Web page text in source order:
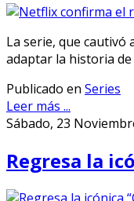
La serie, que cautivó
adaptar la historia
Publicado en Series
Leer más ...
Sábado, 23
Regresa la